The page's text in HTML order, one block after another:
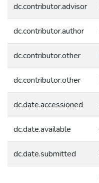
dc.contributor.advisor
dc.contributor.author
dc.contributor.other
dc.contributor.other
dc.date.accessioned
dc.date.available
dc.date.submitted